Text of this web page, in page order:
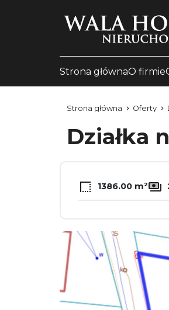
Strona głównaO firmie
Strona główna Oferty
Działka
1386.00 m²